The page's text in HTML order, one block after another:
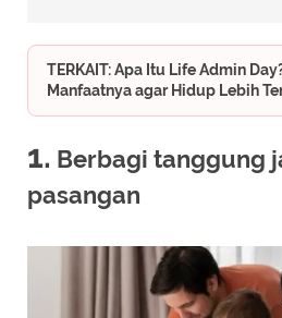
TERKAIT: Apa Itu Life Admin
Manfaatnya agar Hidup Lebih
1. Berbagi tanggung
pasangan